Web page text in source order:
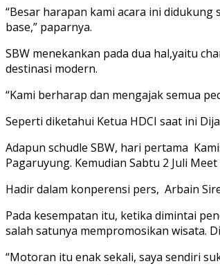
“Besar harapan kami acara ini
base,” paparnya.
SBW menekankan pada dua hal,yaitu
destinasi modern.
“Kami berharap dan mengajak semua
Seperti diketahui Ketua HDCI saat ini
Adapun schudle SBW, hari pertama
Pagaruyung. Kemudian Sabtu 2 Juli
Hadir dalam konperensi pers, Arbain
Pada kesempatan itu, ketika dimintai
salah satunya mempromosikan wisata.
“Motoran itu enak sekali, saya sendiri